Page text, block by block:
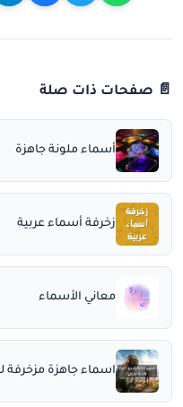
📄 صفحات ذات صلة
أسماء ملونة جاهزة
زخرفة أسماء عربية
معاني الأسماء
اسماء جاهزة مزخرفة